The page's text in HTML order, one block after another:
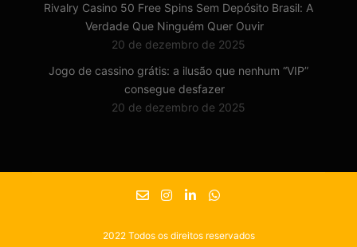
Rivalry Casino 50 Free Spins Sem Depósito Brasil: A
Verdade Que Ninguém Quer Ouvir
20 de dezembro de 2025
Jogo de cassino grátis: a ilusão que nenhum “VIP”
consegue desfazer
20 de dezembro de 2025
2022 Todos os direitos reservados